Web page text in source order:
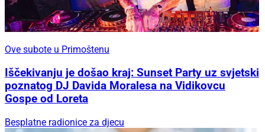
Ove subote u Primoštenu
Iščekivanju je došao kraj: Sunset Party uz svjetski
poznatog DJ Davida Moralesa na Vidikovcu
Gospe od Loreta
Besplatne radionice za djecu